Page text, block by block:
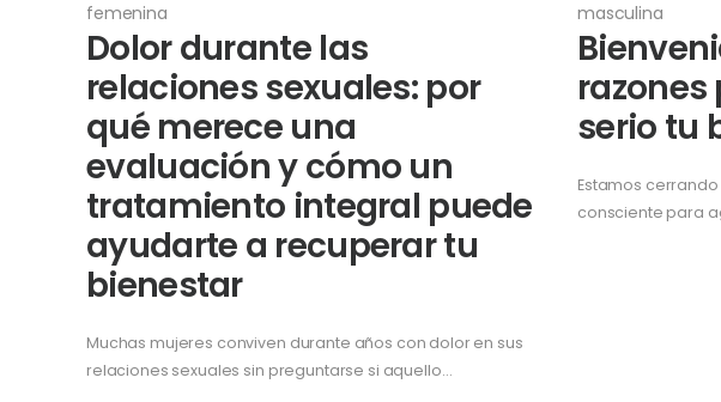
femenina
Dolor durante las
relaciones sexuales: por
qué merece una
evaluación y cómo un
tratamiento integral puede
ayudarte a recuperar tu
bienestar
Muchas mujeres conviven durante años con dolor en sus
relaciones sexuales sin preguntarse si aquello…
masculina
serio tu
Estamos
consciente para